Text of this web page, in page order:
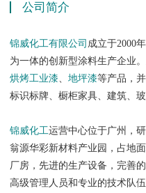
公司简介
锦威化工有限公司 成立于2000
为一体的创新型涂料生产企业
烘烤工业漆、 地坪漆等产品，
标识标牌、橱柜家具、建筑、
锦威化工运营中心位于广州，
翁源华彩新材料产业园，占地
厂房，先进的生产设备，完善
高级管理人员和专业的技术队